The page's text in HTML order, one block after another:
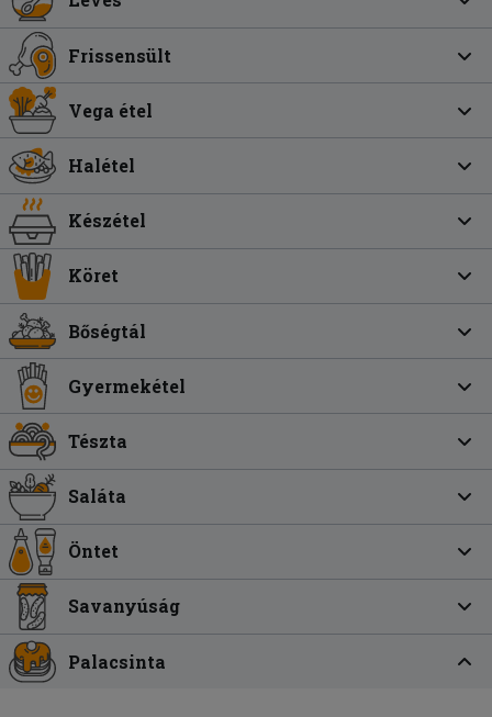
Frissensült
Vega étel
Halétel
Készétel
Köret
Bőségtál
Gyermekétel
Tészta
Saláta
Öntet
Savanyúság
Palacsinta